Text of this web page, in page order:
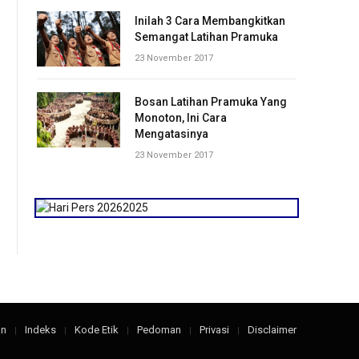
Inilah 3 Cara Membangkitkan
Semangat Latihan Pramuka
23 November 2017
Bosan Latihan Pramuka Yang
Monoton, Ini Cara
Mengatasinya
23 November 2017
Indeks Kode Etik Pedoman Privasi Disclaimer